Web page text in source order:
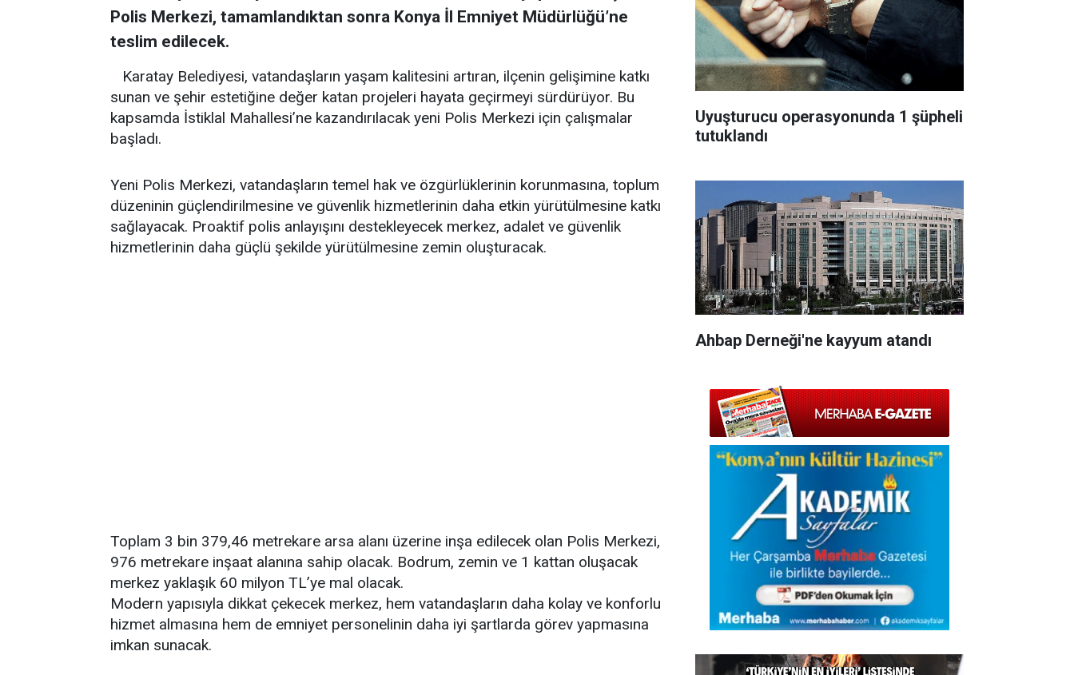
Polis Merkezi, tamamlandıktan sonra Konya İl Emniyet Müdürlüğü’ne
teslim edilecek.
Karatay Belediyesi, vatandaşların yaşam kalitesini artıran, ilçenin gelişimine katkı
sunan ve şehir estetiğine değer katan projeleri hayata geçirmeyi sürdürüyor. Bu
kapsamda İstiklal Mahallesi’ne kazandırılacak yeni Polis Merkezi için çalışmalar
başladı.
Yeni Polis Merkezi, vatandaşların temel hak ve özgürlüklerinin korunmasına, toplum
düzeninin güçlendirilmesine ve güvenlik hizmetlerinin daha etkin yürütülmesine katkı
sağlayacak. Proaktif polis anlayışını destekleyecek merkez, adalet ve güvenlik
hizmetlerinin daha güçlü şekilde yürütülmesine zemin oluşturacak.
Toplam 3 bin 379,46 metrekare arsa alanı üzerine inşa edilecek olan Polis Merkezi,
976 metrekare inşaat alanına sahip olacak. Bodrum, zemin ve 1 kattan oluşacak
merkez yaklaşık 60 milyon TL’ye mal olacak.
Modern yapısıyla dikkat çekecek merkez, hem vatandaşların daha kolay ve konforlu
hizmet almasına hem de emniyet personelinin daha iyi şartlarda görev yapmasına
imkan sunacak.
Uyuşturucu operasyonunda 1 şüpheli
tutuklandı
Ahbap Derneği'ne kayyum atandı